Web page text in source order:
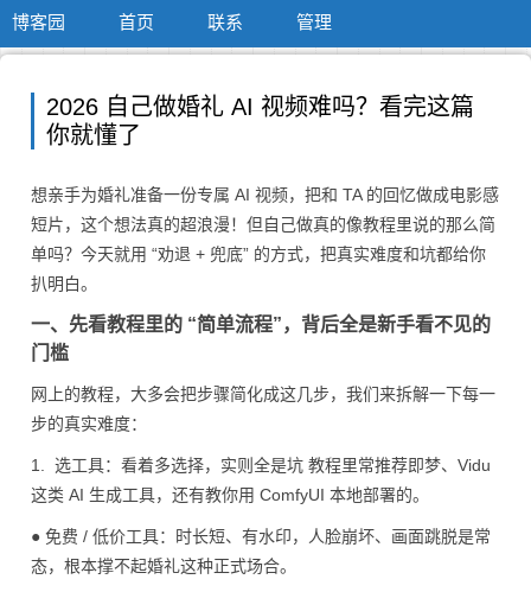
博客园 首页 联系 管理
2026 自己做婚礼 AI 视频难吗？看完这篇
你就懂了
想亲手为婚礼准备一份专属 AI 视频，把和 TA 的回忆做成电影感
短片，这个想法真的超浪漫！但自己做真的像教程里说的那么简
单吗？今天就用 “劝退 + 兜底” 的方式，把真实难度和坑都给你
扒明白。
一、先看教程里的 “简单流程”，背后全是新手看不见的
门槛
网上的教程，大多会把步骤简化成这几步，我们来拆解一下每一
步的真实难度：
1. 选工具：看着多选择，实则全是坑 教程里常推荐即梦、Vidu
这类 AI 生成工具，还有教你用 ComfyUI 本地部署的。
● 免费 / 低价工具：时长短、有水印，人脸崩坏、画面跳脱是常
态，根本撑不起婚礼这种正式场合。